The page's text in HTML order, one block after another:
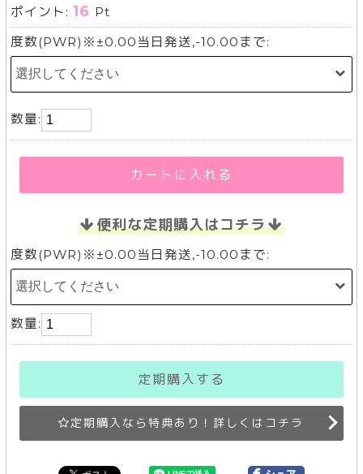
ポイント:16 Pt
度数(PWR)※±0.00当日発送,-10.00まで:
数量:
カートに入れる
便利な定期購入はコチラ
度数(PWR)※±0.00当日発送,-10.00まで:
数量:
定期購入する
定期購入なら特典あり！詳しくはコチラ